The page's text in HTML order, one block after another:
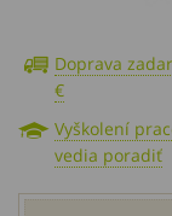
Doprava
€
Vyškolení
vedia poradiť